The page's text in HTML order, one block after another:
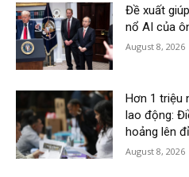
Đề xuất
nổ AI của
August 8, 2026
Hơn 1 triệu
lao động:
hoảng lên
August 8, 2026